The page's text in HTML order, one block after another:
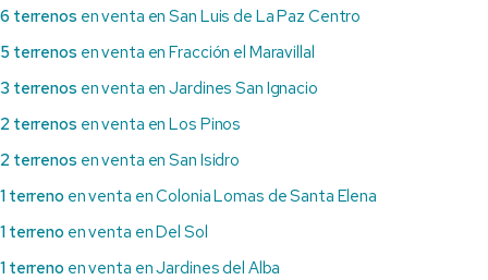
6 terrenos en venta en San Luis de La Paz Centro
5 terrenos en venta en Fracción el Maravillal
3 terrenos en venta en Jardines San Ignacio
2 terrenos en venta en Los Pinos
2 terrenos en venta en San Isidro
1 terreno en venta en Colonia Lomas de Santa Elena
1 terreno en venta en Del Sol
1 terreno en venta en Jardines del Alba